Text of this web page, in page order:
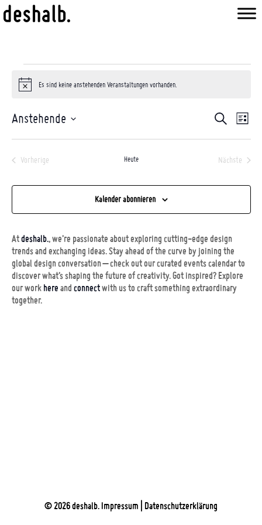
Veranstaltungen
Hinweis
Es sind keine anstehenden Veranstaltungen vorhanden.
Ansichten,
Suche Liste
Anstehende
Vorherige
Heute
Nächste
Kalender abonnieren
Atdeshalb., we’re passionate about exploring cutting-edge design
trends and exchanging ideas. Stay ahead of the curve by joining the
global design conversation – check out our curated events calendar to
discover what’s shaping the future of creativity. Got inspired? Explore
our work here and connectwith us to craft something extraordinary
together.
© 2026 deshalb. Impressum Datenschutzerklärung